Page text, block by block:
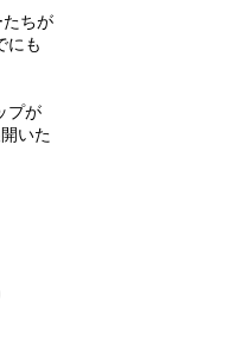
たちが
にも
プが
いた